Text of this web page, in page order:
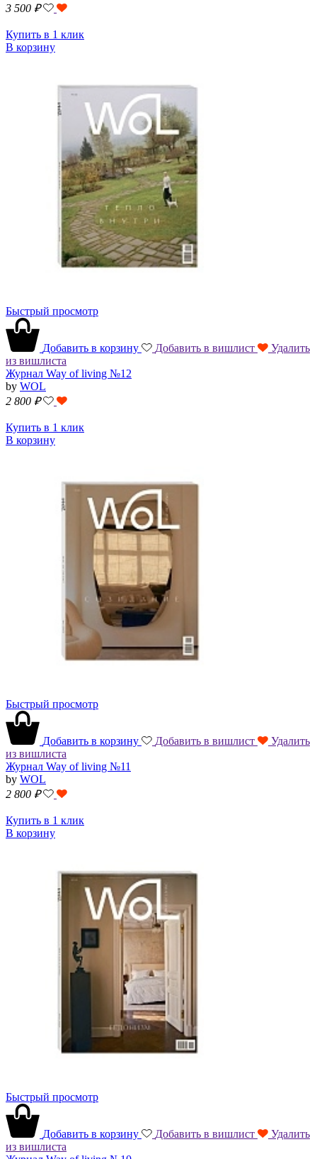
3 500 ₽
Купить в 1 клик
В корзину
Быстрый просмотр
Добавить в корзину Добавить в вишлист
Удалить
из вишлиста
Журнал Way of living №12
by WOL
2 800 ₽
Купить в 1 клик
В корзину
Быстрый просмотр
Добавить в корзину Добавить в вишлист
Удалить
из вишлиста
Журнал Way of living №11
by WOL
2 800 ₽
Купить в 1 клик
В корзину
Быстрый просмотр
Добавить в корзину Добавить в вишлист
Удалить
из вишлиста